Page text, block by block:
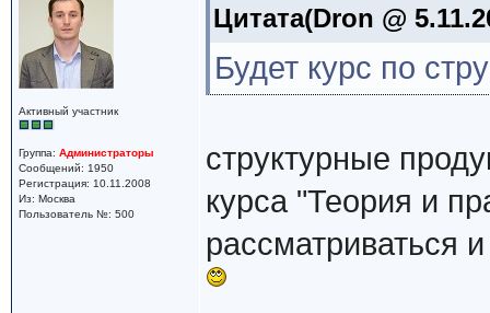
Активный участник
Группа: Администраторы
Сообщений: 1950
Регистрация: 10.11.2008
Из: Москва
Пользователь №: 500
Цитата(Dron @
Будет курс по
структурные
курса "Теория и
рассматриваться